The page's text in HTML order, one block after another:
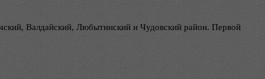
Валдайский, Любытинский и Чудовский район. Первой